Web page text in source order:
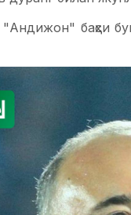
баҳси